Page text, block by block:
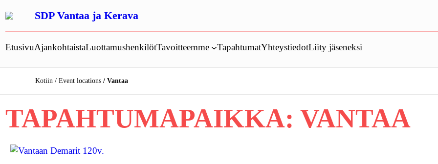
sisältöön
SDP Vantaa ja Kerava
EtusivuAjankohtaistaLuottamushenkilötTavoitteemme TapahtumatYhteystiedotLiity jäseneksi
Kotiin Event locations Vantaa
TAPAHTUMAPAIKKA: VANTAA